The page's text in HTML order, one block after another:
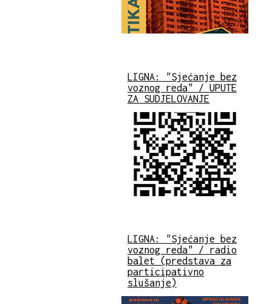
LIGNA: "Sjećanje bez
voznog reda" / UPUTE
ZA SUDJELOVANJE
LIGNA: "Sjećanje bez
voznog reda" / radio
balet (predstava za
participativno
slušanje)